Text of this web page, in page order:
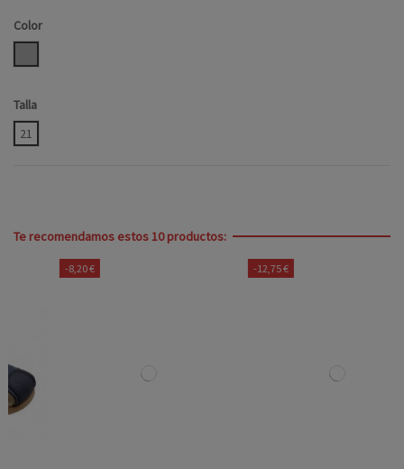
Color
Talla
21
Te recomendamos estos 10 productos: